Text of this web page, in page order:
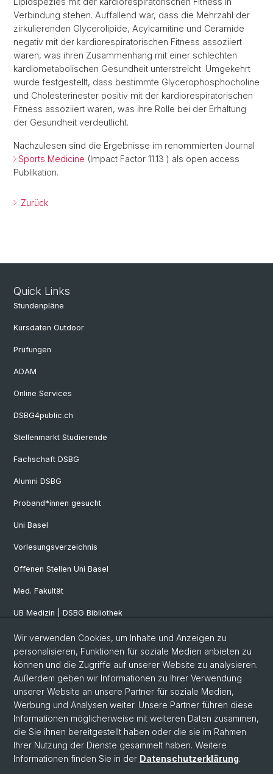
Verbindung stehen. Auffallend war, dass die Mehrzahl der
zirkulierenden Glycerolipide, Acylcarnitine und Ceramide
negativ mit der kardiorespiratorischen Fitness assoziiert
waren, was ihren Zusammenhang mit einer schlechten
kardiometabolischen Gesundheit unterstreicht. Umgekehrt
wurde festgestellt, dass bestimmte Glycerophosphocholine
und Cholesterinester positiv mit der kardiorespiratorischen
Fitness assoziiert waren, was ihre Rolle bei der Erhaltung
der Gesundheit verdeutlicht.
Nachzulesen sind die Ergebnisse im renommierten Journal
Sports Medicine (Impact Factor 11.13 ) als open access
Publikation.
Zurück
Quick Links
Stundenpläne
Kursdaten Outdoor
Prüfungen
ADAM
Online Services
DSBG4public.ch
Stellenmarkt Studierende
Fachschaft DSBG
Alumni DSBG
Proband*innen gesucht
Uni Basel
Vorlesungsverzeichnis
Offenen Stellen Uni Basel
Med. Fakultät
UB Medizin | DSBG Bibliothek
Social Media
Facebook
Twitter
Youtube
Wir verwenden Cookies, um Inhalte und Anzeigen zu
personalisieren, Funktionen für soziale Medien anbieten zu
können und die Zugriffe auf unserer Website zu analysieren.
Außerdem geben wir Informationen zu Ihrer Verwendung
unserer Website an unsere Partner für soziale Medien,
Werbung und Analysen weiter. Unsere Partner führen diese
Informationen möglicherweise mit weiteren Daten zusammen,
die Sie ihnen bereitgestellt haben oder die sie im Rahmen
Ihrer Nutzung der Dienste gesammelt haben. Weitere
Informationen finden Sie in der Datenschutzerklärung.